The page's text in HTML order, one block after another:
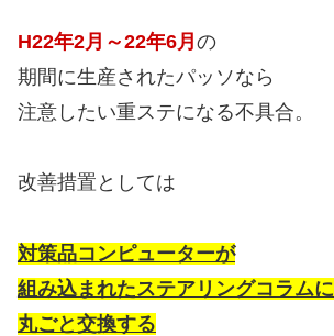
H22年2月～22年6月 の
期間に生産されたパッソなら
注意したい重ステになる不具合。
改善措置としては
対策品コンピューターが
組み込まれたステアリングコラムに
丸ごと交換する